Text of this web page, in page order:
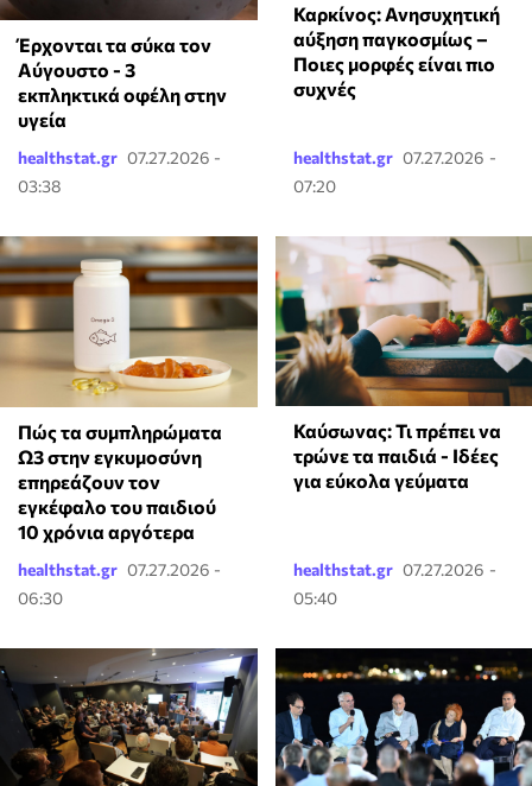
Έρχονται τα σύκα τον
Αύγουστο - 3
εκπληκτικά οφέλη στην
υγεία
healthstat.gr 07.27.2026 -
03:38
Καρκίνος: Ανησυχητική
αύξηση παγκοσμίως –
Ποιες μορφές είναι πιο
συχνές
healthstat.gr 07.27.2026 -
07:20
Πώς τα συμπληρώματα
Ω3 στην εγκυμοσύνη
επηρεάζουν τον
εγκέφαλο του παιδιού
10 χρόνια αργότερα
healthstat.gr 07.27.2026 -
06:30
Καύσωνας: Τι πρέπει να
τρώνε τα παιδιά - Ιδέες
για εύκολα γεύματα
healthstat.gr 07.27.2026 -
05:40